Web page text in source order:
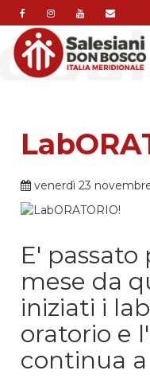
venerdì 23
E'
mese da
iniziati i
oratorio e
continua